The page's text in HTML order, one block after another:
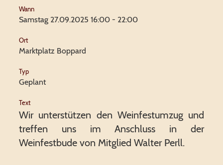
Wann
Samstag 27.09.2025 16:00 - 22:00
Ort
Marktplatz Boppard
Typ
Geplant
Text
Wir unterstützen den Weinfestumzug und
treffen uns im Anschluss in der
Weinfestbude von Mitglied Walter Perll.